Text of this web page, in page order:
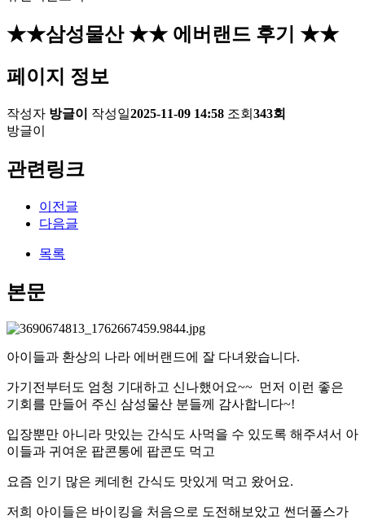
★★삼성물산 ★★ 에버랜드 후기 ★★
페이지 정보
작성자 방글이 작성일2025-11-09 14:58 조회 343회
방글이
관련링크
이전글
다음글
목록
본문
아이들과 환상의 나라 에버랜드에 잘 다녀왔습니다.
가기전부터도 엄청 기대하고 신나했어요~~ 먼저 이런 좋은
기회를 만들어 주신 삼성물산 분들께 감사합니다~!
입장뿐만 아니라 맛있는 간식도 사먹을 수 있도록 해주셔서 아
이들과 귀여운 팝콘통에 팝콘도 먹고
요즘 인기 많은 케데헌 간식도 맛있게 먹고 왔어요.
저희 아이들은 바이킹을 처음으로 도전해보았고 썬더폴스가